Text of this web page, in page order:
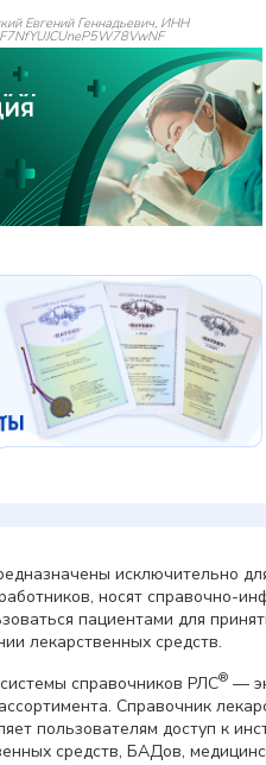
Евгений Геннадьевич, ИНН
исключительно
носят справочно-
пациентами для
лекарственных средств.
справочников РЛС® —
Справочник
пользователям доступ к
средств, БАДов,